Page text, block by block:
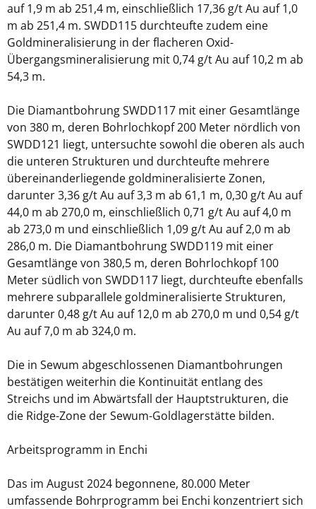
auf 1,9 m ab 251,4 m, einschließlich 17,36 g/t Au auf 1,0
m ab 251,4 m. SWDD115 durchteufte zudem eine
Goldmineralisierung in der flacheren Oxid-
Übergangsmineralisierung mit 0,74 g/t Au auf 10,2 m ab
54,3 m.
Die Diamantbohrung SWDD117 mit einer Gesamtlänge
von 380 m, deren Bohrlochkopf 200 Meter nördlich von
SWDD121 liegt, untersuchte sowohl die oberen als auch
die unteren Strukturen und durchteufte mehrere
übereinanderliegende goldmineralisierte Zonen,
darunter 3,36 g/t Au auf 3,3 m ab 61,1 m, 0,30 g/t Au auf
44,0 m ab 270,0 m, einschließlich 0,71 g/t Au auf 4,0 m
ab 273,0 m und einschließlich 1,09 g/t Au auf 2,0 m ab
286,0 m. Die Diamantbohrung SWDD119 mit einer
Gesamtlänge von 380,5 m, deren Bohrlochkopf 100
Meter südlich von SWDD117 liegt, durchteufte ebenfalls
mehrere subparallele goldmineralisierte Strukturen,
darunter 0,48 g/t Au auf 12,0 m ab 270,0 m und 0,54 g/t
Au auf 7,0 m ab 324,0 m.
Die in Sewum abgeschlossenen Diamantbohrungen
bestätigen weiterhin die Kontinuität entlang des
Streichs und im Abwärtsfall der Hauptstrukturen, die
die Ridge-Zone der Sewum-Goldlagerstätte bilden.
Arbeitsprogramm in Enchi
Das im August 2024 begonnene, 80.000 Meter
umfassende Bohrprogramm bei Enchi konzentriert sich